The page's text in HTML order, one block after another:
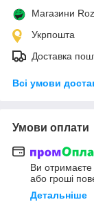
Магазини
Укрпошта
Доставка
Всі умови
Умови оплати
Ви
або гроші
Детальніше